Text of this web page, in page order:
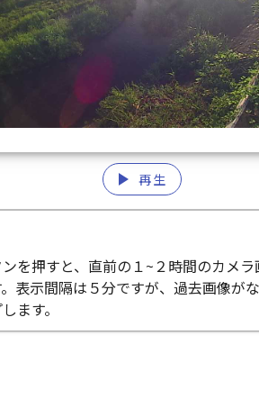
play_arrow 再生
を押すと、直前の１~２時間のカメラ
表示間隔は５分ですが、過去画像が
ます。